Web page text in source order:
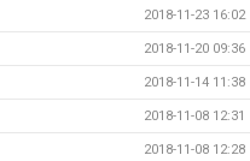
2018-11-23 16:02
2018-11-20 09:36
2018-11-14 11:38
2018-11-08 12:31
2018-11-08 12:28